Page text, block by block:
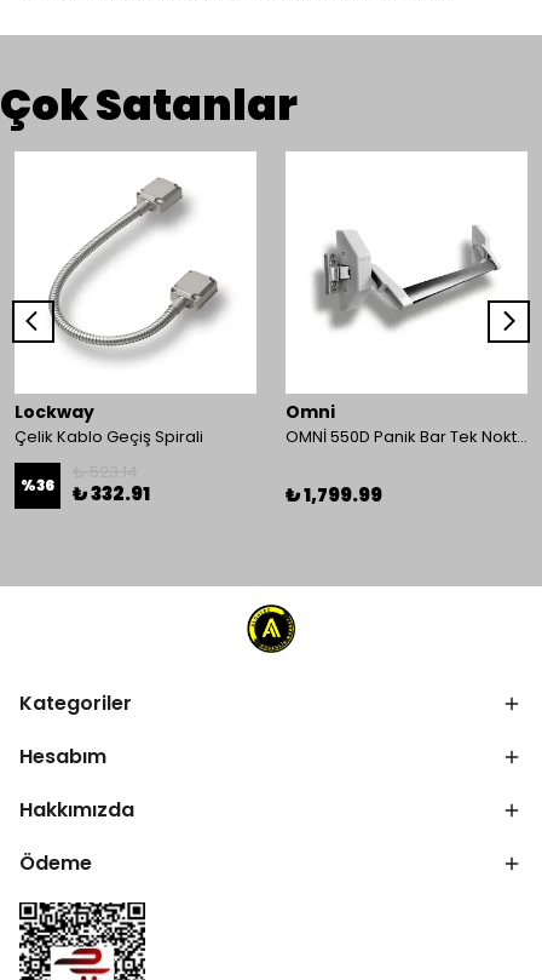
Çok Satanlar
Lockway
Çelik Kablo Geçiş Spirali
%36 ₺ 332.91
Omni
OMNİ 550D Panik Bar Tek Nokta Yüzey Tip
₺ 1,799.99
Kategoriler
Hesabım
Hakkımızda
Ödeme